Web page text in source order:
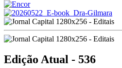
Edição Atual - 536